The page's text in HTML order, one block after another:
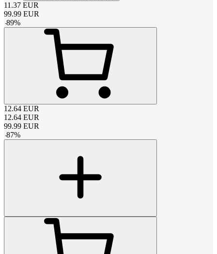
11.37 EUR
99.99 EUR
-89%
12.64 EUR
12.64 EUR
99.99 EUR
-87%